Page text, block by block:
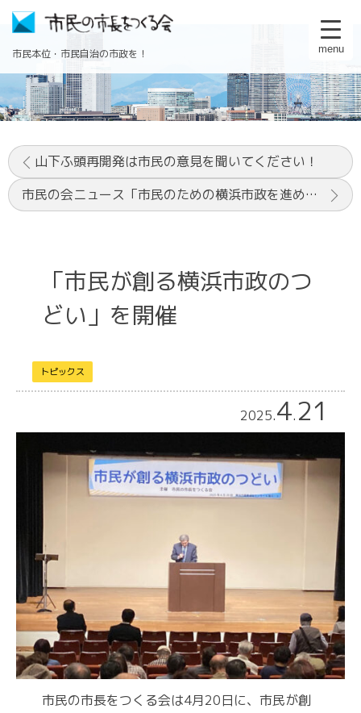
menu
市民本位・市民自治の市政を！
山下ふ頭再開発は市民の意見を聞いてください！
市民の会ニュース「市民のための横浜市政を進める会」に協力
「市民が創る横浜市政のつ
どい」を開催
トピックス
2025.4.21
市民の市長をつくる会は4月20日に、市民が創